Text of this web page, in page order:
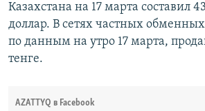
Казахстана на 17 марта составил
доллар. В сетях частных
по данным на утро 17 марта,
тенге.
AZATTYQ в Facebook